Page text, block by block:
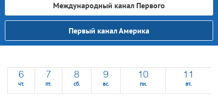
Международный канал Первого
Первый канал Америка
6
чт.
7
пт.
8
сб.
9
вс.
10
пн.
11
вт.